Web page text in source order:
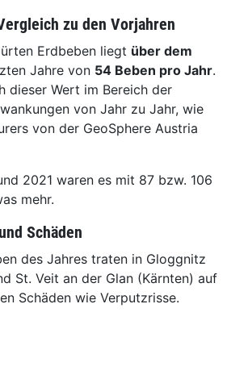
zu den Vorjahren
Erdbeben liegt über dem
Jahre von 54 Beben pro Jahr.
dieser Wert im Bereich der
von Jahr zu Jahr, wie
von der GeoSphere Austria
2021 waren es mit 87 bzw. 106
mehr.
Schäden
des Jahres traten in Gloggnitz
St. Veit an der Glan (Kärnten) auf
Schäden wie Verputzrisse.